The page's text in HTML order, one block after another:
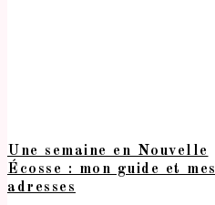
Une semaine en Nouvelle
Écosse : mon guide et mes
adresses